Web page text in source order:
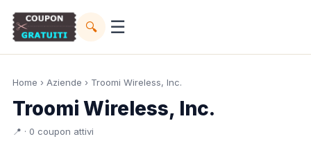
🔍 ☰
Home › Aziende › Troomi Wireless, Inc.
Troomi Wireless, Inc.
📍 · 0 coupon attivi